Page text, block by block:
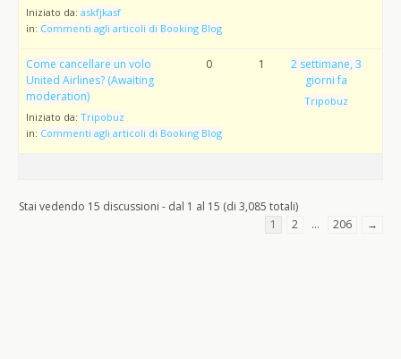
Iniziato da: askfjkasf
in: Commenti agli articoli di Booking Blog
Come cancellare un volo
United Airlines? (Awaiting
moderation)
Iniziato da: Tripobuz
in: Commenti agli articoli di Booking Blog
0 1
2 settimane, 3
giorni fa
Tripobuz
Stai vedendo 15 discussioni - dal 1 al 15 (di 3,085 totali)
1
2 … 206 →